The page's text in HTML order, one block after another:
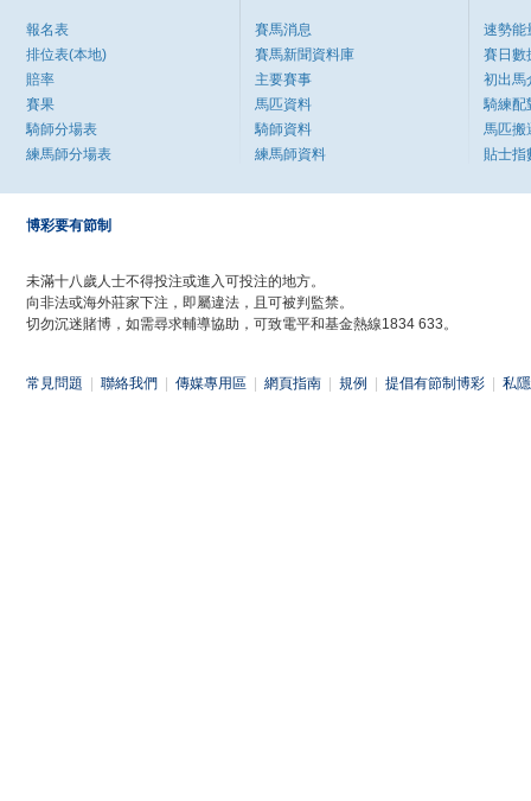
報名表
排位表(本地)
賠率
賽果
騎師分場表
練馬師分場表
賽馬消息
賽馬新聞資料庫
主要賽事
馬匹資料
騎師資料
練馬師資料
速勢能
賽日數
初出馬
騎練配
馬匹搬
貼士指
博彩要有節制
未滿十八歲人士不得投注或進入可投注的地方。
向非法或海外莊家下注，即屬違法，且可被判監禁。
切勿沉迷賭博，如需尋求輔導協助，可致電平和基金熱線1834 633。
常見問題 聯絡我們 傳媒專用區 網頁指南 規例 提倡有節制博彩 私